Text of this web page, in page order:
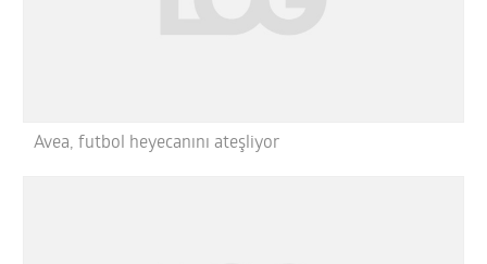
Avea, futbol heyecanını ateşliyor